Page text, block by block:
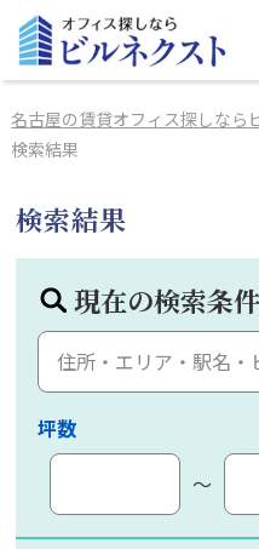
名古屋の賃貸オフィス探しなら
検索結果
検索結果
現在の検索条件
坪数
～